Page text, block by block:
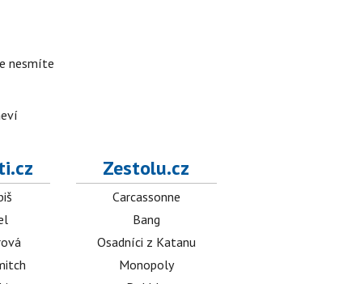
nesmíte
Zestolu.cz
Carcassonne
Bang
Osadníci z Katanu
Monopoly